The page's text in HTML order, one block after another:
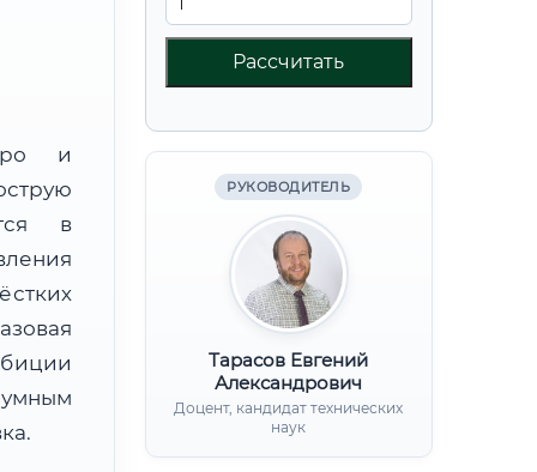
Рассчитать
РУКОВОДИТЕЛЬ
Тарасов Евгений
Александрович
Доцент, кандидат технических
наук
и
в